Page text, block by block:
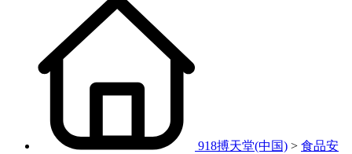
918搏天堂(中国) > 食品安